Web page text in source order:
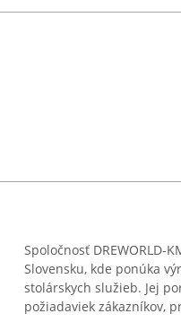
Spoločnosť DREWORLD-
Slovensku, kde ponúka
stolárskych služieb. Jej
požiadaviek zákazníkov,